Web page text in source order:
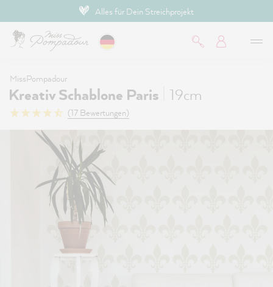
Alles für Dein Streichprojekt
MissPompadour
Kreativ Schablone Paris 19cm
(17 Bewertungen)